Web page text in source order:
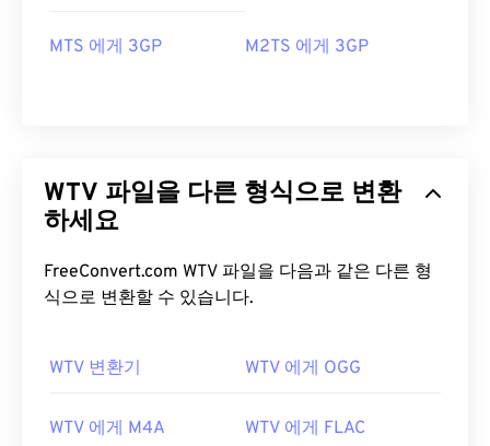
00 00 00
00 00 00
MTS 에게 3GP M2TS 에게 3GP
WTV 파일을 다른 형식으로 변환
하세요
FreeConvert.com WTV 파일을 다음과 같은 다른 형
식으로 변환할 수 있습니다.
WTV 변환기 WTV 에게 OGG
WTV 에게 M4A WTV 에게 FLAC